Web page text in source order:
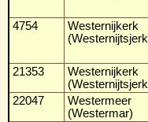
4754
Westernijkerk
21353
Westernijkerk
22047
Westermeer
(Westermar)